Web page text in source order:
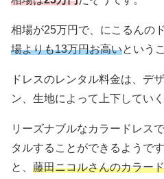
相場が25万円で、にこるんの
場よりも13万円お高いという
ドレスのレンタル料金は、デ
ン、生地によって上下してい
リーズナブルなカラードレス
タルすることができるようで
と、 藤田ニコルさんのカラー